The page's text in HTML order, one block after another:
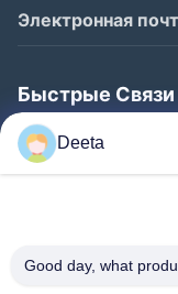
Электронная
Быстрые Связи
Главная Страница
Продукция
Наша Фабрика
Deeta
Good day, what